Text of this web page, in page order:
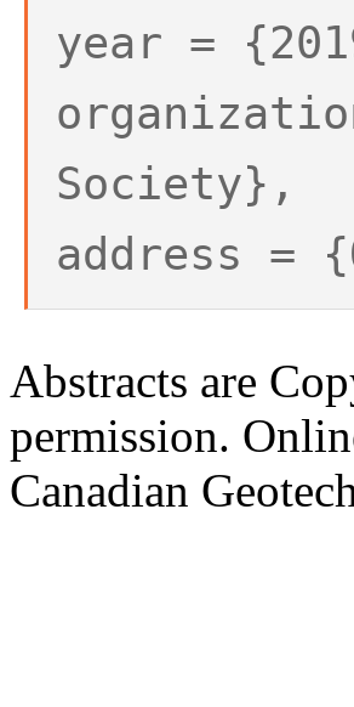
year =
Society},
address =
Abstracts are
permission.
Canadian